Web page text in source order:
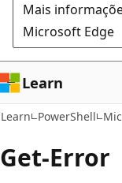
Mais
Microsoft Edge
Learn
Learn PowerShell
Get-Error